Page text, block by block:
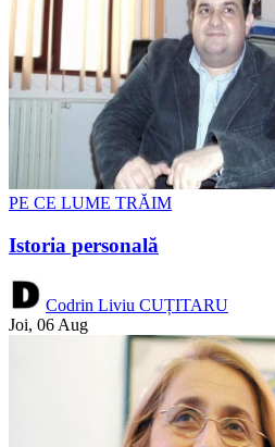
PE CE LUME TRĂIM
Istoria personală
Codrin Liviu CUȚITARU
Joi, 06 Aug